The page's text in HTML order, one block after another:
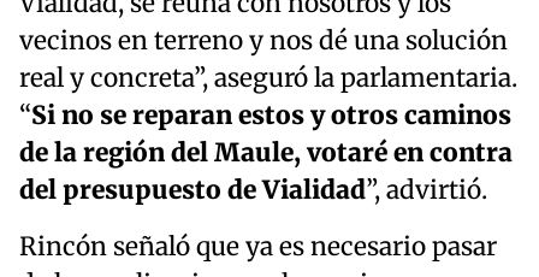
vecinos en terreno y nos dé una solución
real y concreta”, aseguró la parlamentaria.
“Si no se reparan estos y otros caminos
de la región del Maule, votaré en contra
del presupuesto de Vialidad”, advirtió.
Rincón señaló que ya es necesario pasar